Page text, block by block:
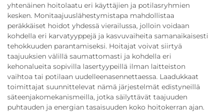
yhtenäinen hoitolaatu eri käyttäjien ja potilasryhmien
kesken. Monitaajuuslähestymistapa mahdollistaa
peräkkäiset hoidot yhdessä vierailussa, jolloin voidaan
kohdella eri karvatyyppejä ja kasvuvaiheita samanaikaisesti
tehokkuuden parantamiseksi. Hoitajat voivat siirtyä
taajuuksien välillä saumattomasti ja kohdella eri
kehonalueita sopivilla lasertyypeillä ilman laitteiston
vaihtoa tai potilaan uudelleenasennettaessa. Laadukkaat
toimittajat suunnittelevat nämä järjestelmät edistyneillä
säteenjakomekanismeilla, jotka säilyttävät taajuuden
puhtauden ja energian tasaisuuden koko hoitokerran ajan.